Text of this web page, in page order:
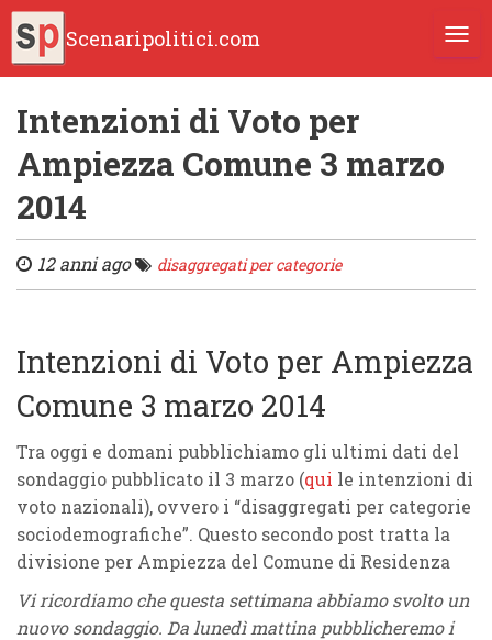
Scenaripolitici.com
Intenzioni di Voto per
Ampiezza Comune 3 marzo
2014
12 anni ago disaggregati per categorie
Intenzioni di Voto per Ampiezza
Comune 3 marzo 2014
Tra oggi e domani pubblichiamo gli ultimi dati del
sondaggio pubblicato il 3 marzo (qui le intenzioni di
voto nazionali), ovvero i “disaggregati per categorie
sociodemografiche”. Questo secondo post tratta la
divisione per Ampiezza del Comune di Residenza
Vi ricordiamo che questa settimana abbiamo svolto un
nuovo sondaggio. Da lunedì mattina pubblicheremo i